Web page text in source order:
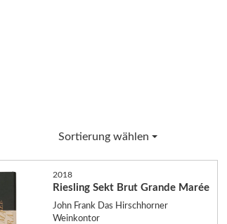
Sortierung wählen
2018
Riesling Sekt Brut Grande Marée
John Frank Das Hirschhorner
Weinkontor